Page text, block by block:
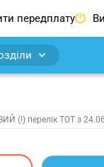
передплату
(!) перелік ТОТ з